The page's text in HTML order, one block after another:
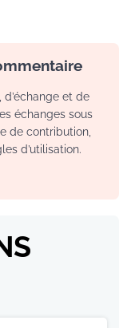
et de
échanges sous
de contribution,
d’utilisation.